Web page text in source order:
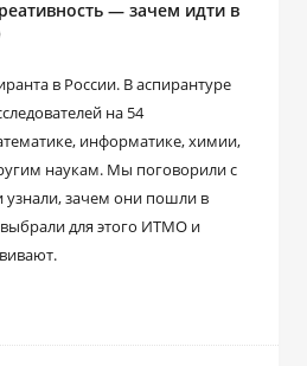
— зачем идти в
в России. В аспирантуре
на 54
информатике, химии,
наукам. Мы поговорили с
зачем они пошли в
для этого ИТМО и